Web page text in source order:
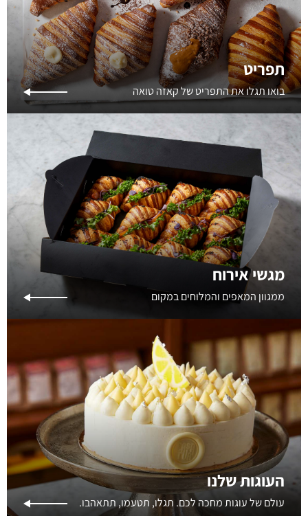
העוגות שלנו
עולם של עוגות מחכה לכם. תגלו, תטעמו, תתאהבו.
מגשי אירוח
ממגוון המאפים והמלוחים במקום
תפריט
בואו תגלו את התפריט של קאזה טואה